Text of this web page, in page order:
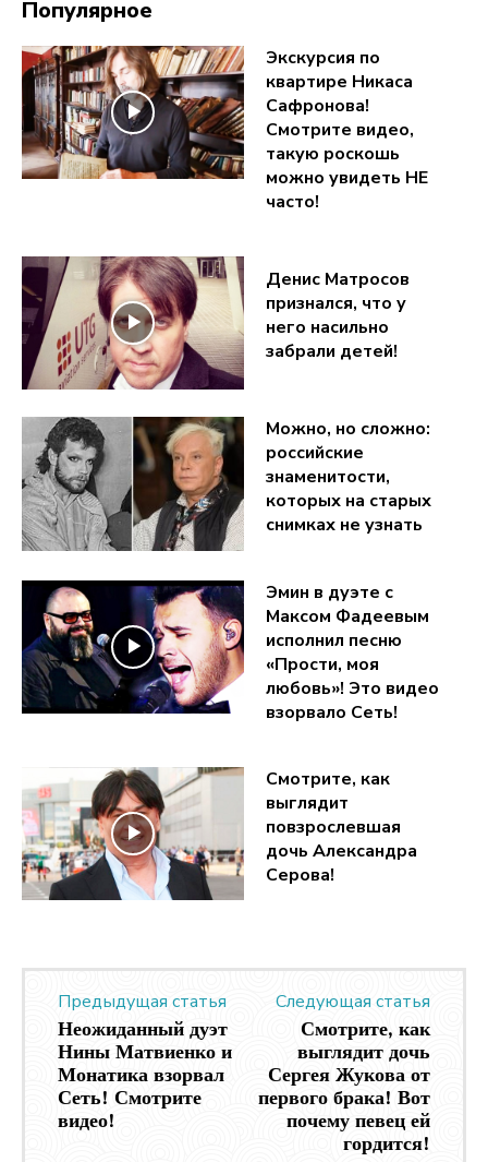
Популярное
Экскурсия по
квартире Никаса
Сафронова!
Смотрите видео,
такую роскошь
можно увидеть НЕ
часто!
Денис Матросов
признался, что у
него насильно
забрали детей!
Можно, но сложно:
российские
знаменитости,
которых на старых
снимках не узнать
Эмин в дуэте с
Максом Фадеевым
исполнил песню
«Прости, моя
любовь»! Это видео
взорвало Сеть!
Смотрите, как
выглядит
повзрослевшая
дочь Александра
Серова!
Предыдущая статья
Неожиданный дуэт
Нины Матвиенко и
Монатика взорвал
Сеть! Смотрите
видео!
Следующая статья
Смотрите, как
выглядит дочь
Сергея Жукова от
первого брака! Вот
почему певец ей
гордится!